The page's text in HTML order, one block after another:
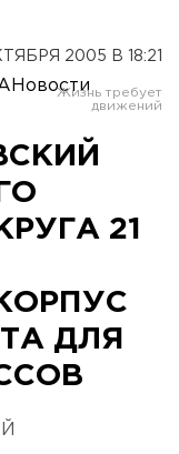
2005 В 18:21
21
ДЛЯ